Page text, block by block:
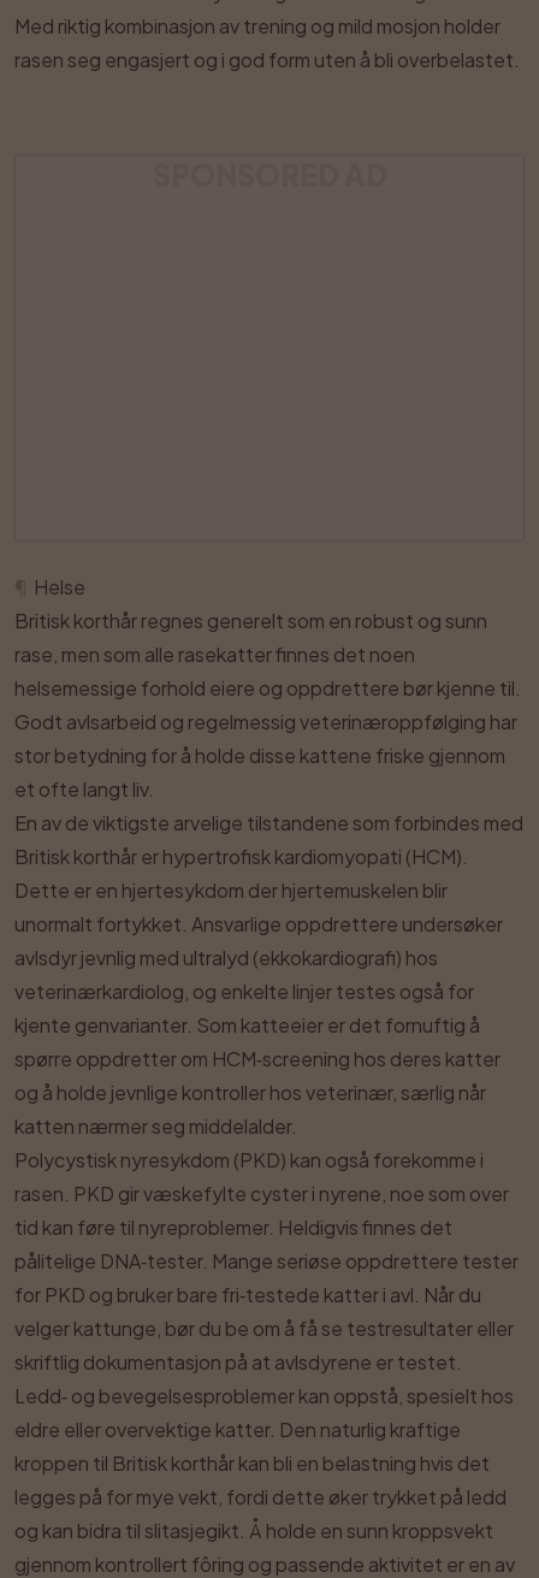
Med riktig kombinasjon av trening og mild mosjon holder
rasen seg engasjert og i god form uten å bli overbelastet.
Helse
Britisk korthår regnes generelt som en robust og sunn
rase, men som alle rasekatter finnes det noen
helsemessige forhold eiere og oppdrettere bør kjenne til.
Godt avlsarbeid og regelmessig veterinæroppfølging har
stor betydning for å holde disse kattene friske gjennom
et ofte langt liv.
En av de viktigste arvelige tilstandene som forbindes med
Britisk korthår er hypertrofisk kardiomyopati (HCM).
Dette er en hjertesykdom der hjertemuskelen blir
unormalt fortykket. Ansvarlige oppdrettere undersøker
avlsdyr jevnlig med ultralyd (ekkokardiografi) hos
veterinærkardiolog, og enkelte linjer testes også for
kjente genvarianter. Som katteeier er det fornuftig å
spørre oppdretter om HCM‑screening hos deres katter
og å holde jevnlige kontroller hos veterinær, særlig når
katten nærmer seg middelalder.
Polycystisk nyresykdom (PKD) kan også forekomme i
rasen. PKD gir væskefylte cyster i nyrene, noe som over
tid kan føre til nyreproblemer. Heldigvis finnes det
pålitelige DNA‑tester. Mange seriøse oppdrettere tester
for PKD og bruker bare fri‑testede katter i avl. Når du
velger kattunge, bør du be om å få se testresultater eller
skriftlig dokumentasjon på at avlsdyrene er testet.
Ledd‑ og bevegelsesproblemer kan oppstå, spesielt hos
eldre eller overvektige katter. Den naturlig kraftige
kroppen til Britisk korthår kan bli en belastning hvis det
legges på for mye vekt, fordi dette øker trykket på ledd
og kan bidra til slitasjegikt. Å holde en sunn kroppsvekt
gjennom kontrollert fôring og passende aktivitet er en av